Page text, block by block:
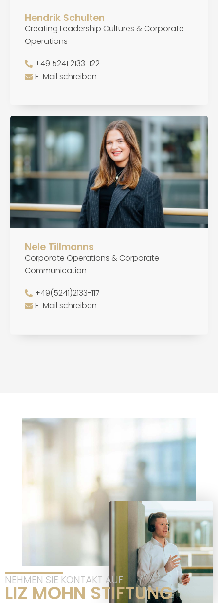
Hendrik Schulten
Creating Leadership Cultures & Corporate
Operations
+49 5241 2133-122
E-Mail schreiben
Nele Tillmanns
Corporate Operations & Corporate
Communication
+49(5241)2133-117
E-Mail schreiben
NEHMEN SIE KONTAKT AUF
LIZ MOHN STIFTUNG